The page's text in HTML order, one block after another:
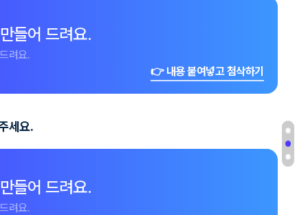
들어 드려요.
려요.
👉 내용 붙여넣고 첨삭하기
세요.
들어 드려요.
려요.